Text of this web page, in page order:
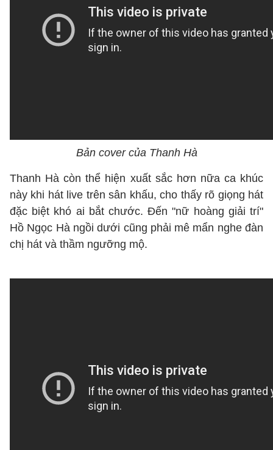
Bản cover của Thanh Hà
Thanh Hà còn thể hiện xuất sắc hơn nữa ca khúc
này khi hát live trên sân khấu, cho thấy rõ giọng hát
đặc biệt khó ai bắt chước. Đến "nữ hoàng giải trí"
Hồ Ngọc Hà ngồi dưới cũng phải mê mẩn nghe đàn
chị hát và thầm ngưỡng mộ.